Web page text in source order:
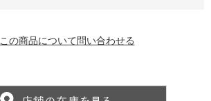
この商品について問い合わせる